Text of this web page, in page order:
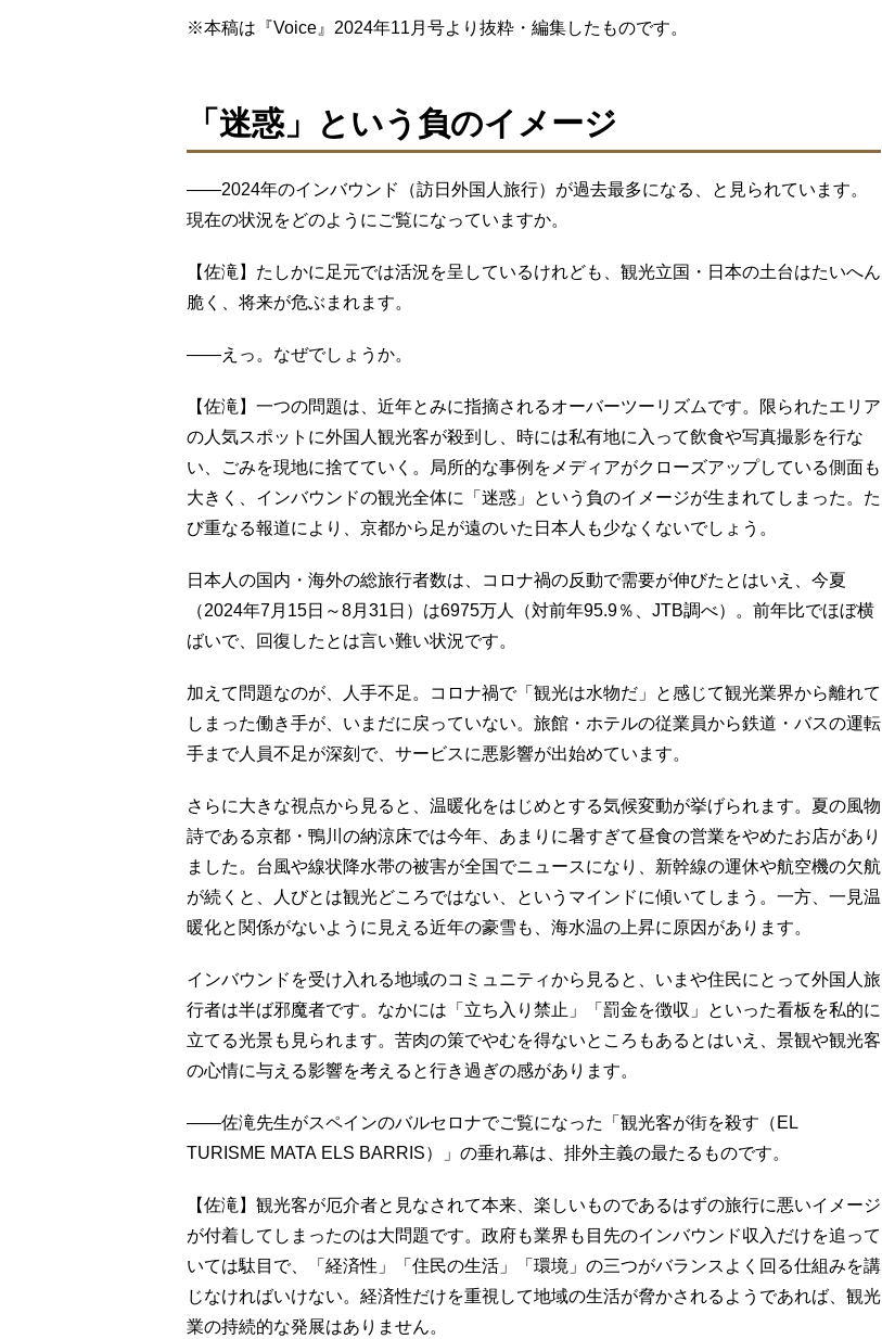
※本稿は『Voice』2024年11⽉号より抜粋・編集したものです。
「迷惑」という負のイメージ
――2024年のインバウンド（訪日外国人旅行）が過去最多になる、と見られています。
現在の状況をどのようにご覧になっていますか。
【佐滝】たしかに足元では活況を呈しているけれども、観光立国・日本の土台はたいへん
脆く、将来が危ぶまれます。
――えっ。なぜでしょうか。
【佐滝】一つの問題は、近年とみに指摘されるオーバーツーリズムです。限られたエリア
の人気スポットに外国人観光客が殺到し、時には私有地に入って飲食や写真撮影を行な
い、ごみを現地に捨てていく。局所的な事例をメディアがクローズアップしている側面も
大きく、インバウンドの観光全体に「迷惑」という負のイメージが生まれてしまった。た
び重なる報道により、京都から足が遠のいた日本人も少なくないでしょう。
日本人の国内・海外の総旅行者数は、コロナ禍の反動で需要が伸びたとはいえ、今夏
（2024年7月15日～8月31日）は6975万人（対前年95.9％、JTB調べ）。前年比でほぼ横
ばいで、回復したとは言い難い状況です。
加えて問題なのが、人手不足。コロナ禍で「観光は水物だ」と感じて観光業界から離れて
しまった働き手が、いまだに戻っていない。旅館・ホテルの従業員から鉄道・バスの運転
手まで人員不足が深刻で、サービスに悪影響が出始めています。
さらに大きな視点から見ると、温暖化をはじめとする気候変動が挙げられます。夏の風物
詩である京都・鴨川の納涼床では今年、あまりに暑すぎて昼食の営業をやめたお店があり
ました。台風や線状降水帯の被害が全国でニュースになり、新幹線の運休や航空機の欠航
が続くと、人びとは観光どころではない、というマインドに傾いてしまう。一方、一見温
暖化と関係がないように見える近年の豪雪も、海水温の上昇に原因があります。
インバウンドを受け入れる地域のコミュニティから見ると、いまや住民にとって外国人旅
行者は半ば邪魔者です。なかには「立ち入り禁止」「罰金を徴収」といった看板を私的に
立てる光景も見られます。苦肉の策でやむを得ないところもあるとはいえ、景観や観光客
の心情に与える影響を考えると行き過ぎの感があります。
――佐滝先生がスペインのバルセロナでご覧になった「観光客が街を殺す（EL
TURISME MATA ELS BARRIS）」の垂れ幕は、排外主義の最たるものです。
【佐滝】観光客が厄介者と見なされて本来、楽しいものであるはずの旅行に悪いイメージ
が付着してしまったのは大問題です。政府も業界も目先のインバウンド収入だけを追って
いては駄目で、「経済性」「住民の生活」「環境」の三つがバランスよく回る仕組みを講
じなければいけない。経済性だけを重視して地域の生活が脅かされるようであれば、観光
業の持続的な発展はありません。